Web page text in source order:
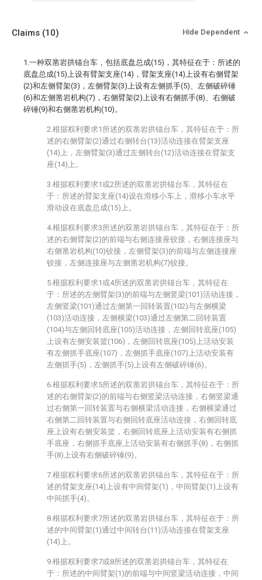
Claims (10) Hide Dependent
1.一种双凿岩拱锚台车，包括底盘总成(15)，其特征在于：所述的
底盘总成(15)上设有臂架支座(14)，臂架支座(14)上设有右侧臂架
(2)和左侧臂架(3)，左侧臂架(3)上设有左侧抓手(5)、左侧破碎锤
(6)和左侧凿岩机构(7)，右侧臂架(2)上设有右侧抓手(8)、右侧破
碎锤(9)和右侧凿岩机构(10)。
2.根据权利要求1所述的双凿岩拱锚台车，其特征在于：所
述的右侧臂架(2)通过右侧转台(13)活动连接在臂架支座
(14)上，左侧臂架(3)通过左侧转台(12)活动连接在臂架支
座(14)上。
3.根据权利要求1或2所述的双凿岩拱锚台车，其特征在
于：所述的臂架支座(14)设在滑移小车上，滑移小车水平
滑动设在底盘总成(15)上。
4.根据权利要求3所述的双凿岩拱锚台车，其特征在于：所
述的右侧臂架(2)的前端与右侧连接座铰接，右侧连接座与
右侧凿岩机构(10)铰接，左侧臂架(3)的前端与左侧连接座
铰接，左侧连接座与左侧凿岩机构(7)铰接。
5.根据权利要求1或4所述的双凿岩拱锚台车，其特征在
于：所述的左侧臂架(3)的前端与左侧竖梁(101)活动连接，
左侧竖梁(101)通过左侧第一回转装置(102)与左侧横梁
(103)活动连接，左侧横梁(103)通过左侧第二回转装置
(104)与左侧回转底座(105)活动连接，左侧回转底座(105)
上设有左侧安装篮(106)，左侧回转底座(105)上活动安装
有左侧抓手底座(107)，左侧抓手底座(107)上活动安装有
左侧抓手(5)，左侧抓手(5)上设有左侧破碎锤(6)。
6.根据权利要求5所述的双凿岩拱锚台车，其特征在于：所
述的右侧臂架(2)的前端与右侧竖梁活动连接，右侧竖梁通
过右侧第一回转装置与右侧横梁活动连接，右侧横梁通过
右侧第二回转装置与右侧回转底座活动连接，右侧回转底
座上设有右侧安装篮，右侧回转底座上活动安装有右侧抓
手底座，右侧抓手底座上活动安装有右侧抓手(8)，右侧抓
手(8)上设有右侧破碎锤(9)。
7.根据权利要求6所述的双凿岩拱锚台车，其特征在于：所
述的臂架支座(14)上设有中间臂架(1)，中间臂架(1)上设有
中间抓手(4)。
8.根据权利要求7所述的双凿岩拱锚台车，其特征在于：所
述的中间臂架(1)通过中间转台(11)活动连接在臂架支座
(14)上。
9.根据权利要求7或8所述的双凿岩拱锚台车，其特征在
于：所述的中间臂架(1)的前端与中间竖梁活动连接，中间